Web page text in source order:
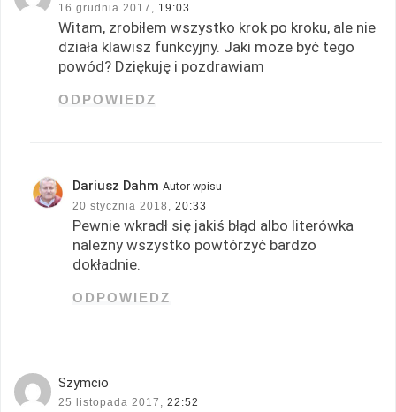
16 grudnia 2017, 19:03
Witam, zrobiłem wszystko krok po kroku, ale nie
działa klawisz funkcyjny. Jaki może być tego
powód? Dziękuję i pozdrawiam
ODPOWIEDZ
Dariusz Dahm Autor wpisu
20 stycznia 2018,
20:33
Pewnie wkradł się jakiś błąd albo literówka
należny wszystko powtórzyć bardzo
dokładnie.
ODPOWIEDZ
Szymcio
25 listopada 2017, 22:52